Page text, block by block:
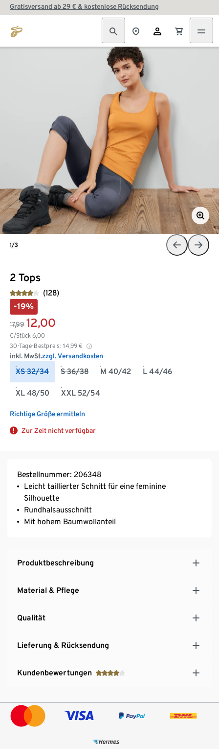
Gratisversand ab 29 € & kostenlose Rücksendung
2 Tops
(128)
-19%
17,99 12,00
€/Stück 6,00
30-Tage-Bestpreis: 14,99 €
inkl. MwSt.zzgl. Versandkosten
XS 32/34 S 36/38 M 40/42 L 44/46
XL 48/50 XXL 52/54
Richtige Größe ermitteln
Zur Zeit nicht verfügbar
1/3
Bestellnummer: 206348
Leicht taillierter Schnitt für eine feminine
Silhouette
Rundhalsausschnitt
Mit hohem Baumwollanteil
Produktbeschreibung
Material & Pflege
Qualität
Lieferung & Rücksendung
Kundenbewertungen